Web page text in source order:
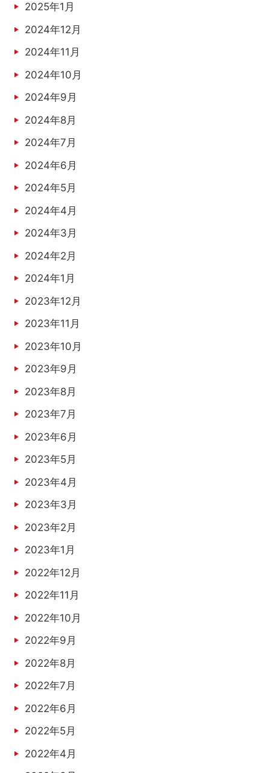
2025年1月
2024年12月
2024年11月
2024年10月
2024年9月
2024年8月
2024年7月
2024年6月
2024年5月
2024年4月
2024年3月
2024年2月
2024年1月
2023年12月
2023年11月
2023年10月
2023年9月
2023年8月
2023年7月
2023年6月
2023年5月
2023年4月
2023年3月
2023年2月
2023年1月
2022年12月
2022年11月
2022年10月
2022年9月
2022年8月
2022年7月
2022年6月
2022年5月
2022年4月